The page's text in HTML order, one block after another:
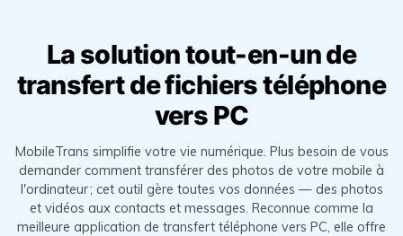
La solution tout-en-un de
transfert de fichiers téléphone
vers PC
MobileTrans simplifie votre vie numérique. Plus besoin de vous
demander comment transférer des photos de votre mobile à
l'ordinateur ; cet outil gère toutes vos données — des photos
et vidéos aux contacts et messages. Reconnue comme la
meilleure application de transfert téléphone vers PC, elle offre